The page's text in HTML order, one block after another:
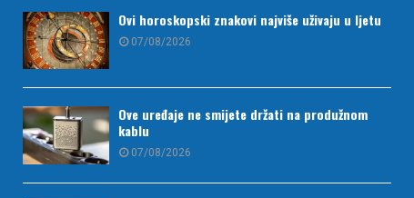
Ovi horoskopski znakovi najviše uživaju u ljetu
07/08/2026
Ove uređaje ne smijete držati na produžnom
kablu
07/08/2026